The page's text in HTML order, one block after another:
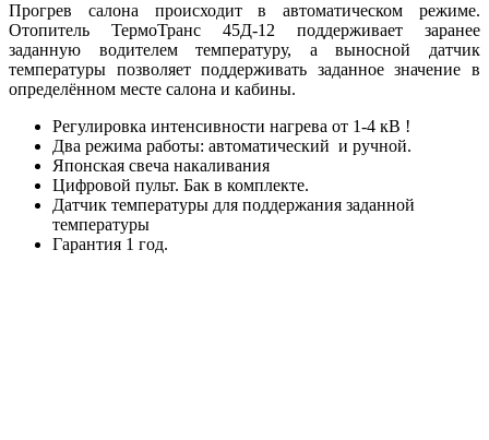
Прогрев салона происходит в автоматическом режиме.
Отопитель ТермоТранс 45Д-12 поддерживает заранее
заданную водителем температуру, а выносной датчик
температуры позволяет поддерживать заданное значение в
определённом месте салона и кабины.
Регулировка интенсивности нагрева от 1-4 кВ !
Два режима работы: автоматический и ручной.
Японская свеча накаливания
Цифровой пульт. Бак в комплекте.
Датчик температуры для поддержания заданной
температуры
Гарантия 1 год.